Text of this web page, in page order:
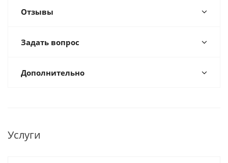
Отзывы
Задать вопрос
Дополнительно
Услуги